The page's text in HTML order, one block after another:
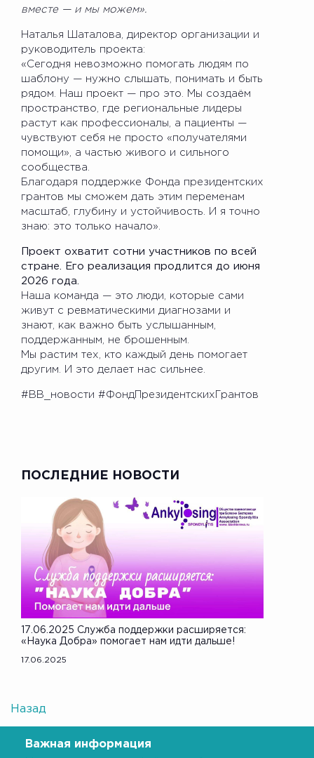
вместе — и мы можем».
Наталья Шаталова, директор организации и
руководитель проекта:
«Сегодня невозможно помогать людям по
шаблону — нужно слышать, понимать и быть
рядом. Наш проект — про это. Мы создаём
пространство, где региональные лидеры
растут как профессионалы, а пациенты —
чувствуют себя не просто «получателями
помощи», а частью живого и сильного
сообщества.
Благодаря поддержке Фонда президентских
грантов мы сможем дать этим переменам
масштаб, глубину и устойчивость. И я точно
знаю: это только начало».
Проект охватит сотни участников по всей
стране. Его реализация продлится до июня
2026 года.
Наша команда — это люди, которые сами
живут с ревматическими диагнозами и
знают, как важно быть услышанным,
поддержанным, не брошенным.
Мы растим тех, кто каждый день помогает
другим. И это делает нас сильнее.
#BB_новости #ФондПрезидентскихГрантов
ПОСЛЕДНИЕ НОВОСТИ
17.06.2025 Служба поддержки расширяется:
«Наука Добра» помогает нам идти дальше!
17.06.2025
Назад
Важная информация